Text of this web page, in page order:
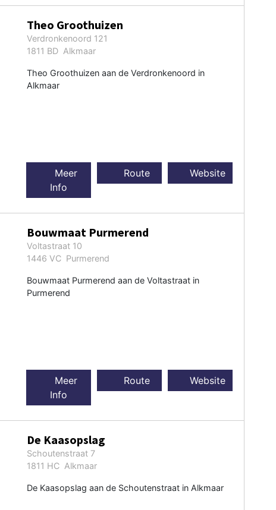
Theo Groothuizen
Verdronkenoord 121
1811 BD Alkmaar
Theo Groothuizen aan de Verdronkenoord in
Alkmaar
Meer
Info
Route Website
Bouwmaat Purmerend
Voltastraat 10
1446 VC Purmerend
Bouwmaat Purmerend aan de Voltastraat in
Purmerend
Meer
Info
Route Website
De Kaasopslag
Schoutenstraat 7
1811 HC Alkmaar
De Kaasopslag aan de Schoutenstraat in Alkmaar